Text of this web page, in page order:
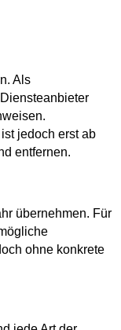
Als
jedoch erst ab
entfernen.
übernehmen. Für
ohne konkrete